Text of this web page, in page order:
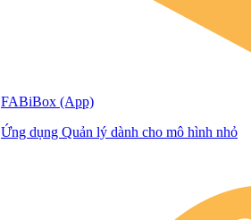
FABiBox (App)
Ứng dụng Quản lý dành cho mô hình nhỏ